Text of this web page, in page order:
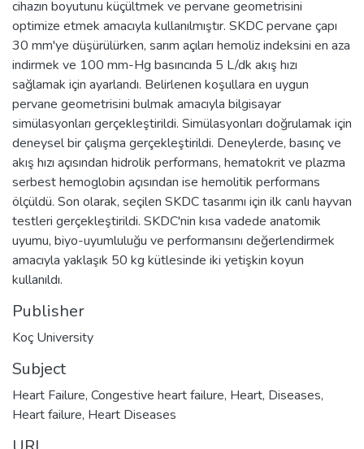
cihazın boyutunu küçültmek ve pervane geometrisini
optimize etmek amacıyla kullanılmıştır. SKDC pervane çapı
30 mm'ye düşürülürken, sarım açıları hemoliz indeksini en aza
indirmek ve 100 mm-Hg basıncında 5 L/dk akış hızı
sağlamak için ayarlandı. Belirlenen koşullara en uygun
pervane geometrisini bulmak amacıyla bilgisayar
simülasyonları gerçekleştirildi. Simülasyonları doğrulamak için
deneysel bir çalışma gerçekleştirildi. Deneylerde, basınç ve
akış hızı açısından hidrolik performans, hematokrit ve plazma
serbest hemoglobin açısından ise hemolitik performans
ölçüldü. Son olarak, seçilen SKDC tasarımı için ilk canlı hayvan
testleri gerçekleştirildi. SKDC'nin kısa vadede anatomik
uyumu, biyo-uyumluluğu ve performansını değerlendirmek
amacıyla yaklaşık 50 kg kütlesinde iki yetişkin koyun
kullanıldı.
Publisher
Koç University
Subject
Heart Failure, Congestive heart failure, Heart, Diseases,
Heart failure, Heart Diseases